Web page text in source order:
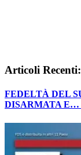
Articoli
FEDELTÀ DEL
DISARMATA E…